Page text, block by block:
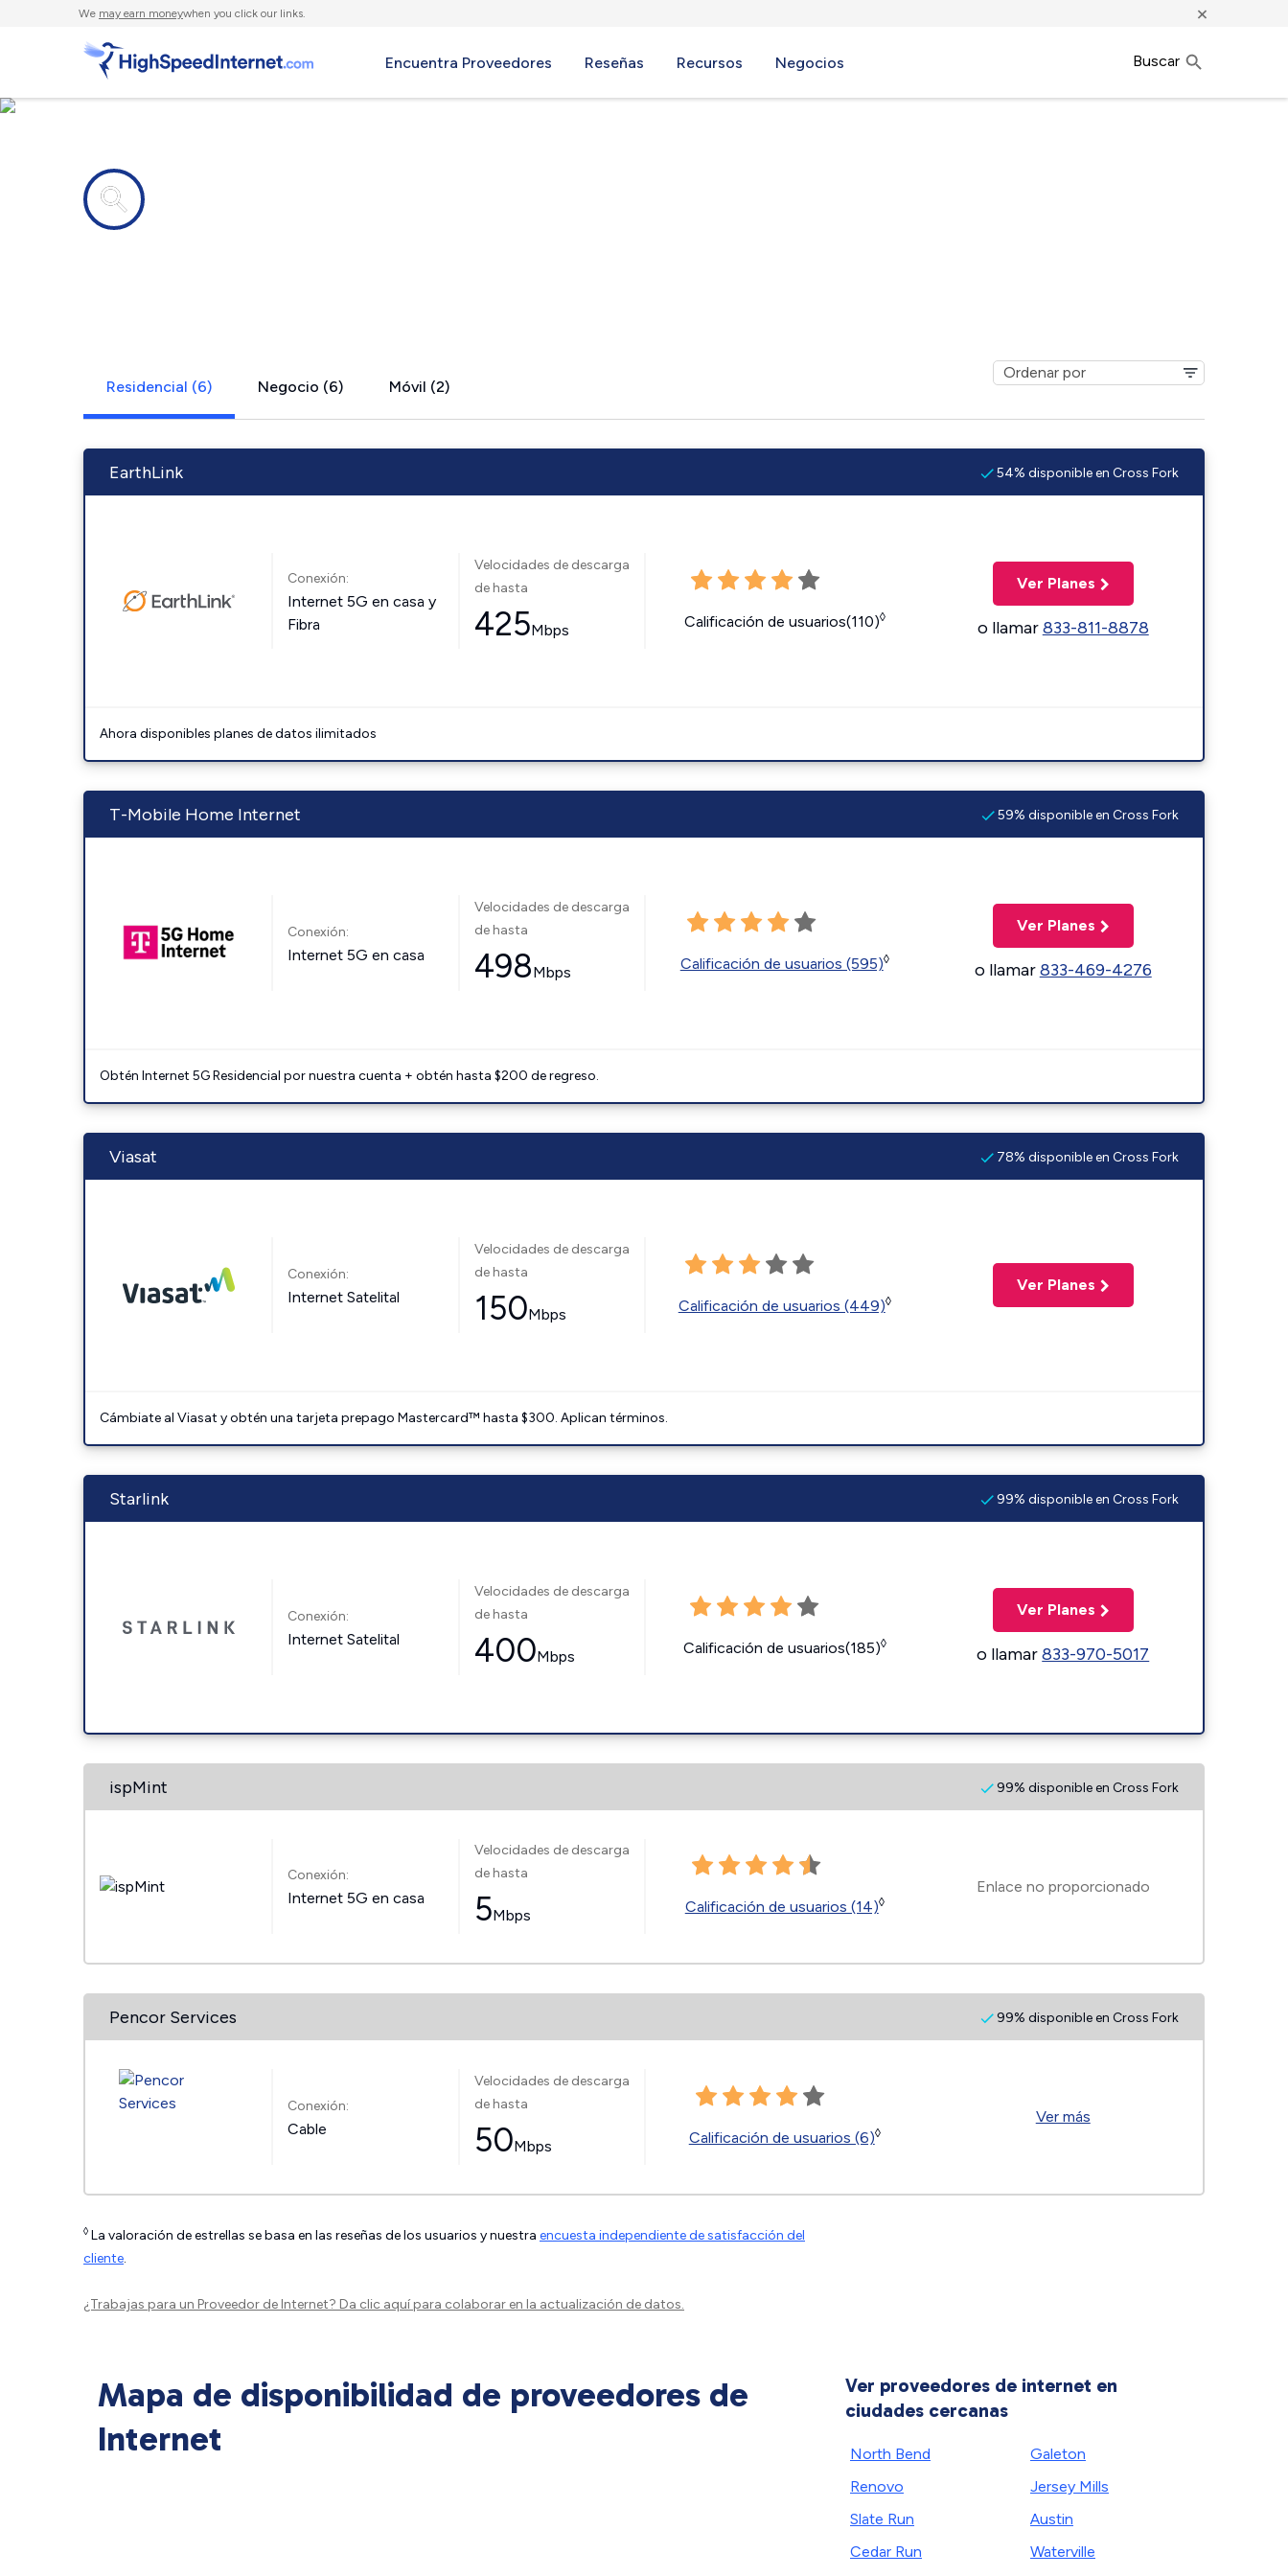
We may earn moneywhen you click our links. ×
Encuentra Proveedores Reseñas Recursos Negocios Buscar
Residencial (6) Negocio (6) Móvil (2)
EarthLink 54% disponible en Cross Fork
Conexión:
Internet 5G en casa y
Fibra
Velocidades de descarga
de hasta
425Mbps Calificación de usuarios(110)◊
Ver Planes
o llamar833-811-8878
Ahora disponibles planes de datos ilimitados
T-Mobile Home Internet 59% disponible en Cross Fork
Conexión:
Internet 5G en casa
Velocidades de descarga
de hasta
498Mbps Calificación de usuarios (595)◊
Ver Planes
o llamar833-469-4276
Obtén Internet 5G Residencial por nuestra cuenta + obtén hasta $200 de regreso.
Viasat 78% disponible en Cross Fork
Conexión:
Internet Satelital
Velocidades de descarga
de hasta
150Mbps Calificación de usuarios (449)◊
Ver Planes
Cámbiate al Viasat y obtén una tarjeta prepago Mastercard™ hasta $300. Aplican términos.
Starlink 99% disponible en Cross Fork
Conexión:
Internet Satelital
Velocidades de descarga
de hasta
400Mbps Calificación de usuarios(185)◊
Ver Planes
o llamar833-970-5017
ispMint 99% disponible en Cross Fork
Conexión:
Internet 5G en casa
Velocidades de descarga
de hasta
5Mbps Calificación de usuarios (14)◊
Enlace no proporcionado
Pencor Services 99% disponible en Cross Fork
Conexión:
Cable
Velocidades de descarga
de hasta
50Mbps Calificación de usuarios (6)◊
Ver más
◊ La valoración de estrellas se basa en las reseñas de los usuarios y nuestra encuesta independiente de satisfacción del
cliente.
¿Trabajas para un Proveedor de Internet? Da clic aquípara colaborar en la actualización de datos.
Mapa de disponibilidad de proveedores de
Internet
Ver proveedores de internet en
ciudades cercanas
North Bend
Renovo
Slate Run
Cedar Run
Galeton
Jersey Mills
Austin
Waterville